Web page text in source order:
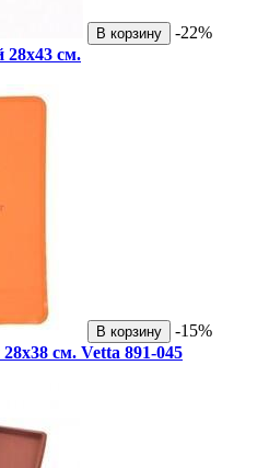
В корзину
-22%
см.
В корзину
-15%
см. Vetta 891-045